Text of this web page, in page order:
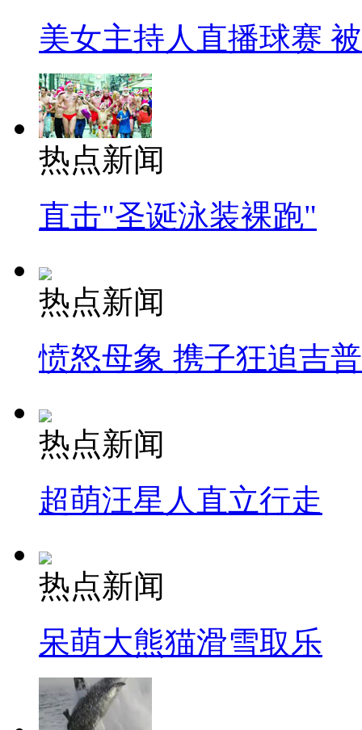
美女主持人直播球赛
热点新闻
直击"圣诞泳装裸跑"
热点新闻
愤怒母象 携子狂追吉
热点新闻
超萌汪星人直立行走
热点新闻
呆萌大熊猫滑雪取乐